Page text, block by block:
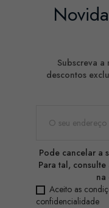
Subscreva
descontos
Pode cancelar a
Para tal,
na
Aceito as
confidencialidade